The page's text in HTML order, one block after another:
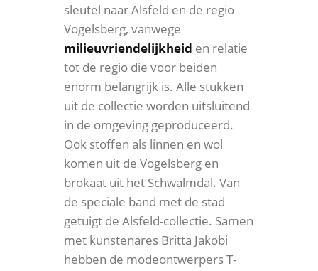
sleutel naar Alsfeld en de regio
Vogelsberg, vanwege
milieuvriendelijkheid en relatie
tot de regio die voor beiden
enorm belangrijk is. Alle stukken
uit de collectie worden uitsluitend
in de omgeving geproduceerd.
Ook stoffen als linnen en wol
komen uit de Vogelsberg en
brokaat uit het Schwalmdal. Van
de speciale band met de stad
getuigt de Alsfeld-collectie. Samen
met kunstenares Britta Jakobi
hebben de modeontwerpers T-